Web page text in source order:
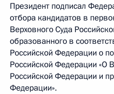
Президент подписал
отбора кандидатов в
Верховного Суда
образованного в
Российской Федерации о
Российской Федерации «О
Российской Федерации и
Федерации».